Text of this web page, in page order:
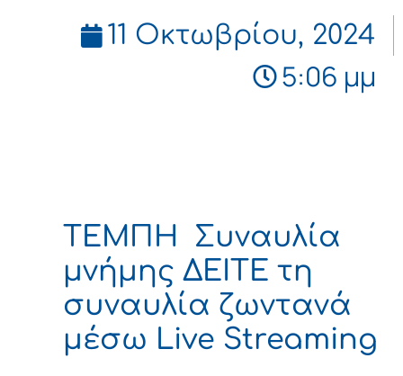
11 Οκτωβρίου, 2024
5:06 μμ
ΤΕΜΠΗ Συναυλία
μνήμης ΔΕΙΤΕ τη
συναυλία ζωντανά
μέσω Live Streaming